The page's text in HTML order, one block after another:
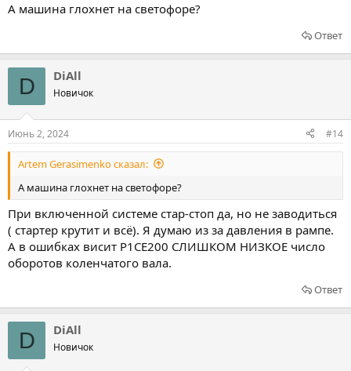
А машина глохнет на светофоре?
Ответ
D DiAll
Новичок
Июнь 2, 2024 #14
Artem Gerasimenko сказал:
А машина глохнет на светофоре?
При включенной системе стар-стоп да, но не заводиться
( стартер крутит и всё). Я думаю из за давления в рампе.
А в ошибках висит Р1СЕ200 СЛИШКОМ НИЗКОЕ число
оборотов коленчатого вала.
Ответ
D DiAll
Новичок